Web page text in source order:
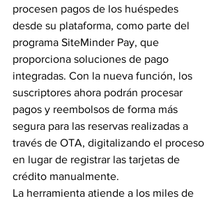
procesen pagos de los huéspedes
desde su plataforma, como parte del
programa SiteMinder Pay, que
proporciona soluciones de pago
integradas. Con la nueva función, los
suscriptores ahora podrán procesar
pagos y reembolsos de forma más
segura para las reservas realizadas a
través de OTA, digitalizando el proceso
en lugar de registrar las tarjetas de
crédito manualmente.
La herramienta atiende a los miles de